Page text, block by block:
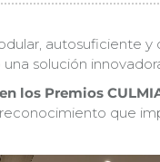
autosuficiente
solución
los Premios
que